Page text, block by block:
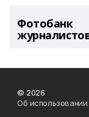
Фотобанк
© 2026
Об